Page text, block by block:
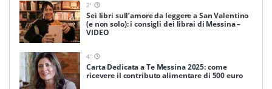
2'
Sei libri sull’amore da leggere a San Valentino
(e non solo): i consigli dei librai di Messina –
VIDEO
4'
Carta Dedicata a Te Messina 2025: come
ricevere il contributo alimentare di 500 euro